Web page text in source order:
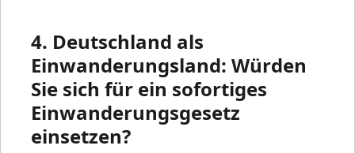
4. Deutschland als
Einwanderungsland: Würden
Sie sich für ein sofortiges
Einwanderungsgesetz
einsetzen?